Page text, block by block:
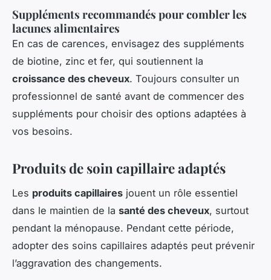
Suppléments recommandés pour combler les
lacunes alimentaires
En cas de carences, envisagez des suppléments
de biotine, zinc et fer, qui soutiennent la
croissance des cheveux. Toujours consulter un
professionnel de santé avant de commencer des
suppléments pour choisir des options adaptées à
vos besoins.
Produits de soin capillaire adaptés
Les produits capillaires jouent un rôle essentiel
dans le maintien de la santé des cheveux, surtout
pendant la ménopause. Pendant cette période,
adopter des soins capillaires adaptés peut prévenir
l’aggravation des changements.